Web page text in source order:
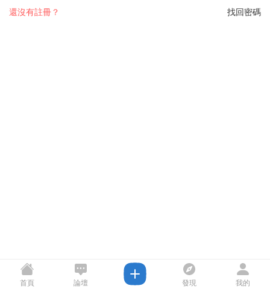
找回密碼
還沒有註冊？
首頁 論壇 發現 我的